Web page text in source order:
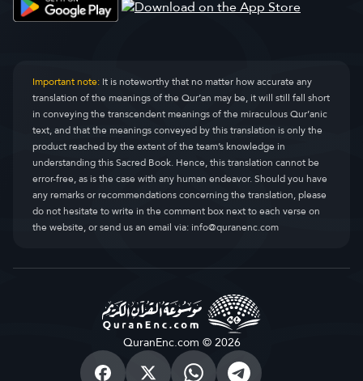
Important note:It is noteworthy that no matter how accurate any
translation of the meanings of the Qur’an may be, it will still fall short
in conveying the transcendent meanings of the miraculous Qur’anic
text, and that the meanings conveyed by this translation is only the
product reached by the extent of the team’s knowledge in
understanding this Sacred Book. Hence, this translation cannot be
error-free, as is the case with any human endeavor. Should you have
any remarks or recommendations concerning the translation, please
do not hesitate to write in the comment box next to each verse on
the website, or send us an email via:info@quranenc.com
QuranEnc.com © 2026